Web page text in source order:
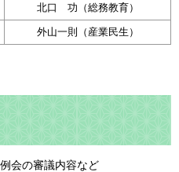
北口 功（総務教育）
外山一則（産業民生）
会の審議内容など